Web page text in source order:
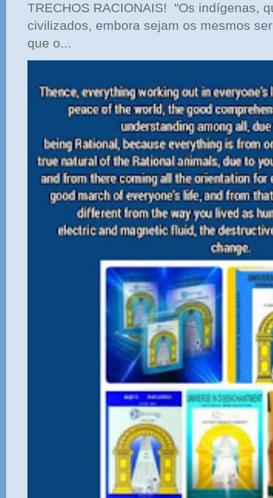
TRECHOS RACIONAIS! "Os indígenas,
civilizados, embora sejam os mesmos
que o...